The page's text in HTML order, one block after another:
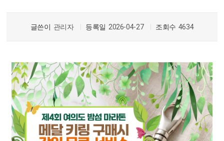
글쓴이 관리자 등록일 2026-04-27 조회수 4634